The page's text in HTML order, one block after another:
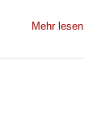
Mehr lesen